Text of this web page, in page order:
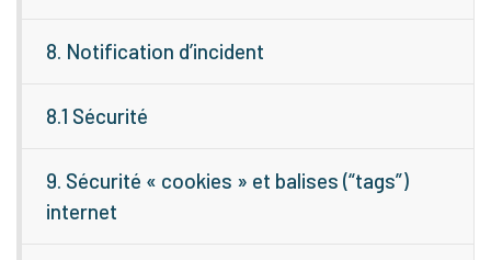
8. Notification d’incident
8.1 Sécurité
9. Sécurité « cookies » et balises (“tags”)
internet